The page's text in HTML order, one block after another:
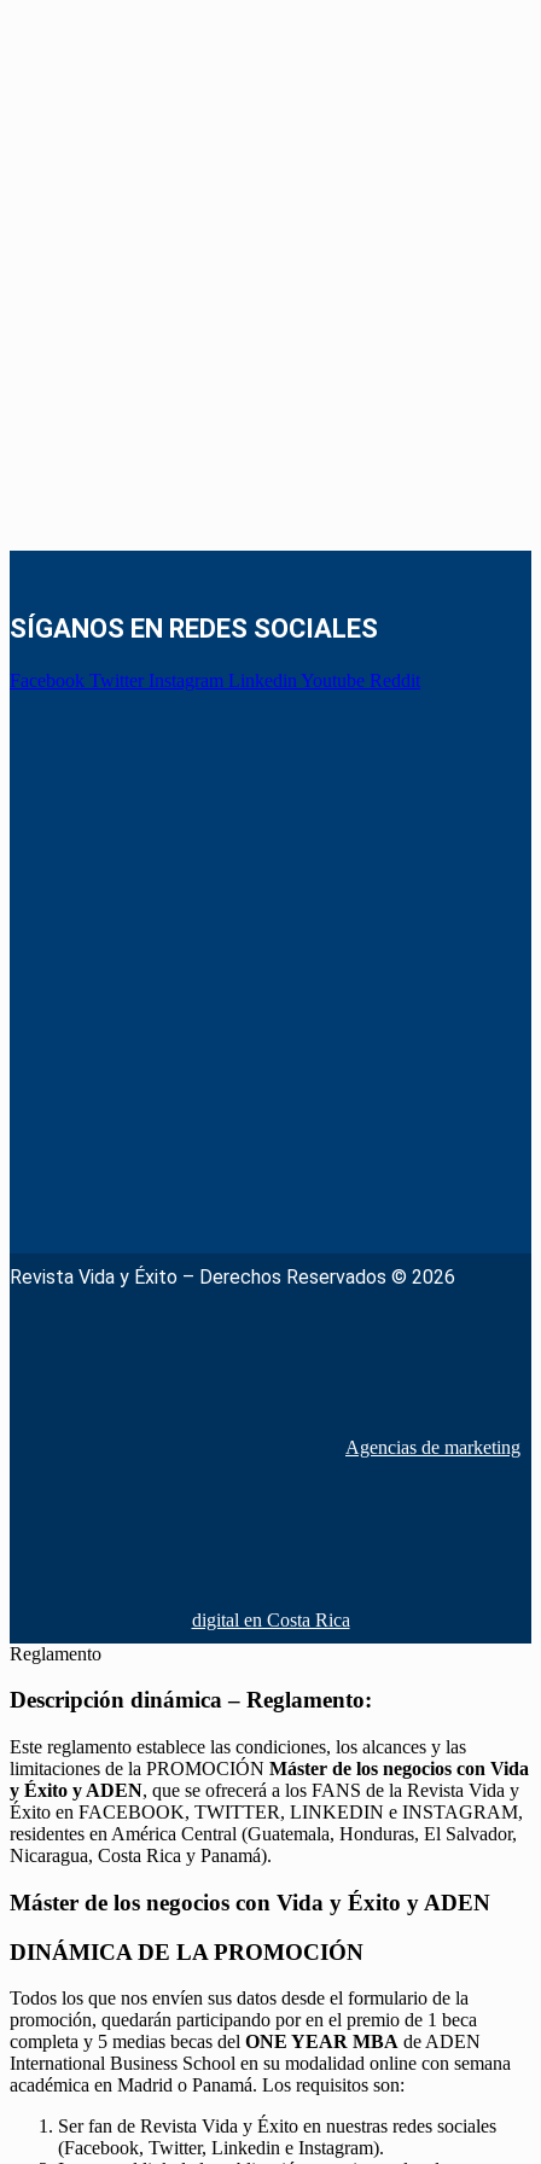
SÍGANOS EN REDES SOCIALES
Facebook Twitter Instagram Linkedin Youtube Reddit
Revista Vida y Éxito – Derechos Reservados © 2026
Agencias de marketing
digital en Costa Rica
Reglamento
Descripción dinámica – Reglamento:
Este reglamento establece las condiciones, los alcances y las
limitaciones de la PROMOCIÓN Máster de los negocios con Vida
y Éxito y ADEN, que se ofrecerá a los FANS de la Revista Vida y
Éxito en FACEBOOK, TWITTER, LINKEDIN e INSTAGRAM,
residentes en América Central (Guatemala, Honduras, El Salvador,
Nicaragua, Costa Rica y Panamá).
Máster de los negocios con Vida y Éxito y ADEN
DINÁMICA DE LA PROMOCIÓN
Todos los que nos envíen sus datos desde el formulario de la
promoción, quedarán participando por en el premio de 1 beca
completa y 5 medias becas del ONE YEAR MBA de ADEN
International Business School en su modalidad online con semana
académica en Madrid o Panamá. Los requisitos son:
Ser fan de Revista Vida y Éxito en nuestras redes sociales
(Facebook, Twitter, Linkedin e Instagram).